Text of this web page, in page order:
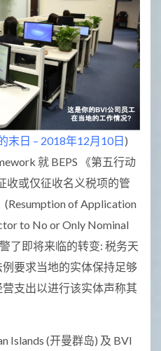
末日 – 2018年12月10日)
就 BEPS 《第五行动
收或仅征收名义税项的管
of Application
to No or Only Nominal
了即将来临的转变: 税务天
要求当地的实体保持足够
支出以进行该实体声称其
Islands (开曼群岛) 及 BVI